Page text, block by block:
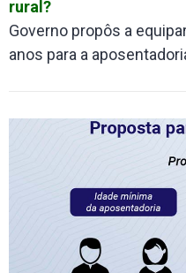
rural?
Governo propôs a
anos para a